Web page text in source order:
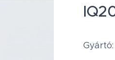
Gyártó: